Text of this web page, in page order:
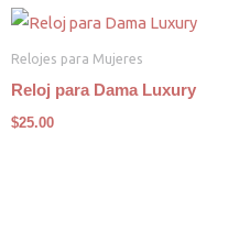
Relojes para Mujeres
Reloj para Dama Luxury
$25.00